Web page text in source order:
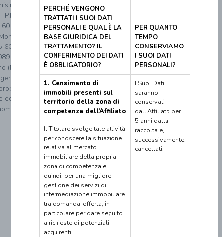
PERCHÉ VENGONO
TRATTATI I SUOI DATI
PERSONALI E QUAL È LA
BASE GIURIDICA DEL
TRATTAMENTO? IL
CONFERIMENTO DEI DATI
È OBBLIGATORIO?
PER QUANTO
TEMPO
CONSERVIAMO
I SUOI DATI
PERSONALI?
1. Censimento di
immobili presenti sul
territorio della zona di
competenza dell’Affiliato
Il Titolare svolge tale attività
per conoscere la situazione
relativa al mercato
immobiliare della propria
zona di competenza e,
quindi, per una migliore
gestione dei servizi di
intermediazione immobiliare
tra domanda-offerta, in
particolare per dare seguito
a richieste di potenziali
acquirenti.
I Suoi Dati
saranno
conservati
dall’Affiliato per
5 anni dalla
raccolta e,
successivamente,
cancellati.
A
(MI).
ed è